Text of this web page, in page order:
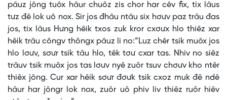
pâuz jông tuôx hâur chuôz zis chor har cêv fix, tix lâus
tưz đê lok uô nox. Sir jos đhâu ntâu six hơưv paz trâu đas
jos, tix lâus Hưng hêik txos zuk kror cxơưx hlo thiêz xar
hêik trâu côngv thôngx pâuz li no:“Luz chêr tsik muôx jos
hlo lơưv, sơưr tsik tâu hlo, têk tơư cxar tas. Nhiv no siêz
trâuv tsik muôx jos tas lơưv nyê zuôr tsuv chơưv kho ntêr
thiêx jông. Cur xar hêik sơưr đơưk tsik cxoz muk đê ndê
hâur har jôngr lok nox, zuôr uô phiv liv thiêz ruôr hiêv